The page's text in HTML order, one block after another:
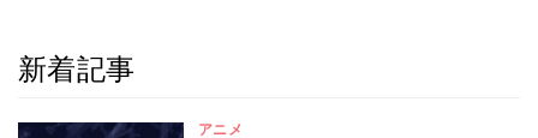
新着記事
アニメ